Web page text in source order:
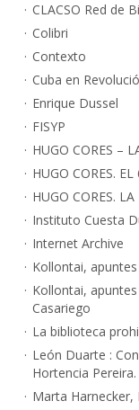
CLACSO Red de
Colibri
Contexto
Cuba en
Enrique Dussel
FISYP
HUGO CORES –
HUGO CORES.
HUGO CORES.
Instituto Cuesta
Internet Archive
Kollontai,
Kollontai,
Casariego
La biblioteca
León Duarte :
Hortencia
Marta